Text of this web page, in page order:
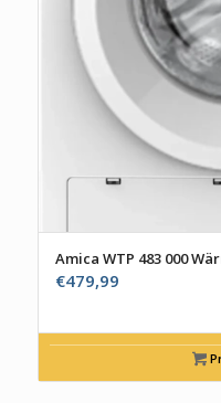
Amica WTP 483 000
€479,99